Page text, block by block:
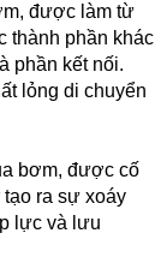
được làm từ
thành phần khác
phần kết nối.
lỏng di chuyển
bơm, được cố
tạo ra sự xoáy
lực và lưu